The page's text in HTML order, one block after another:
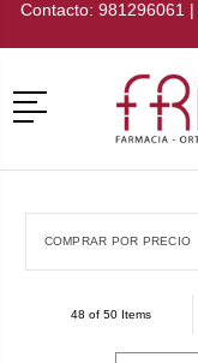
Contacto: 981296061 |
Menú
COMPRAR POR PRECIO
48 of 50 Items